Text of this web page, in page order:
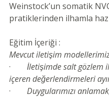
Weinstock’un somatik
pratiklerinden ilhamla
Eğitim İçeriği :
Mevcut iletişim
· İletişimde salt gözlem
içeren değerlendirmeleri
· Duygularımızı